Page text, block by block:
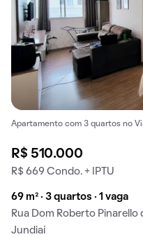
Apartamento com 3 quartos no
R$ 510.000
R$ 669 Condo. + IPTU
69 m² · 3 quartos · 1 vaga
Rua Dom Roberto Pinarello
Jundiaí